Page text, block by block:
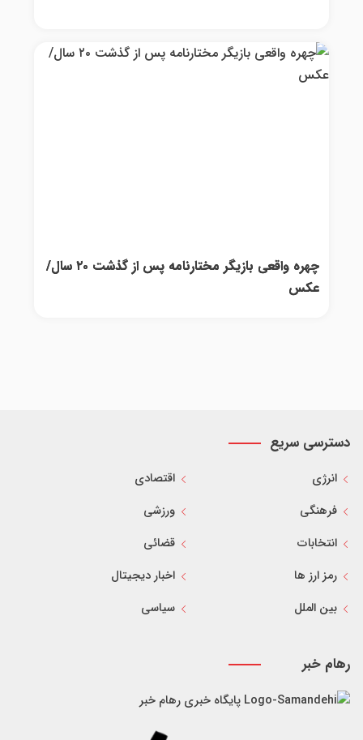
چهره واقعی بازیگر مختارنامه پس از گذشت ۲۰ سال/
عکس
دسترسی سریع
انرژی
اقتصادی
فرهنگی
ورزشی
انتخابات
قضائی
رمز ارز ها
اخبار دیجیتال
بین الملل
سیاسی
رهام خبر
پایگاه خبری رهام خبر